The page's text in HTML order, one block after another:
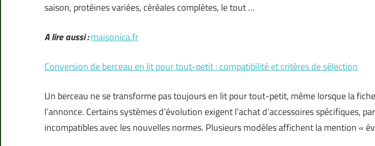
saison, protéines variées, céréales complètes, le tout …
A lire aussi :maisonica.fr
Conversion de berceau en lit pour tout-petit : compatibilité et critères de sélection
Un berceau ne se transforme pas toujours en lit pour tout-petit, même lorsque la
l’annonce. Certains systèmes d’évolution exigent l’achat d’accessoires spécifiques,
incompatibles avec les nouvelles normes. Plusieurs modèles affichent la mention «